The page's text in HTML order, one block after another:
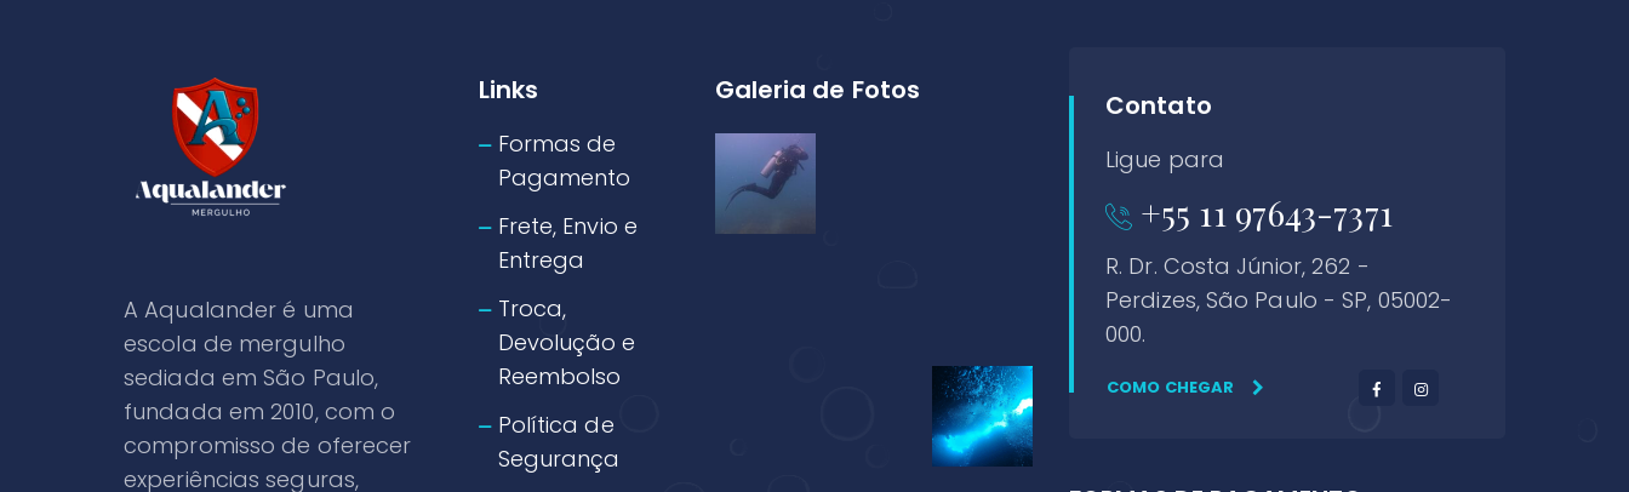
A Aqualander é uma
escola de mergulho
sediada em São Paulo,
fundada em 2010, com o
compromisso de oferecer
experiências seguras,
Links
Formas de
Pagamento
Frete, Envio e
Entrega
Troca,
Devolução e
Reembolso
Política de
Segurança
Galeria de Fotos Contato
Ligue para
+55 11 97643-7371
R. Dr. Costa Júnior, 262 -
Perdizes, São Paulo - SP, 05002-
000.
COMO CHEGAR